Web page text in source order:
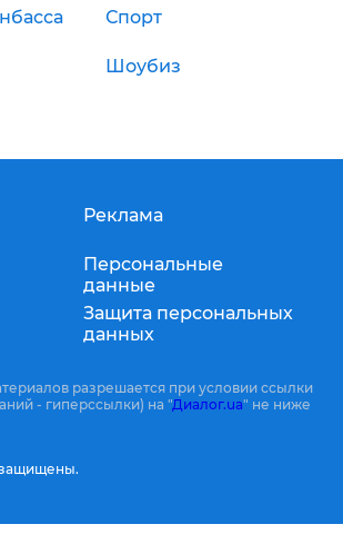
Спорт
Шоубиз
Реклама
Персональные
данные
Защита персональных
данных
разрешается при условии ссылки
- гиперссылки) на "Диалог.ua" не ниже